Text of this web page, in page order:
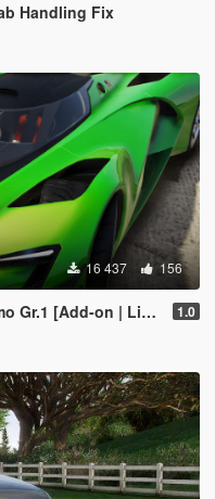
Handling Fix
16 437 156
on | Livery | Unlocked] 1.0